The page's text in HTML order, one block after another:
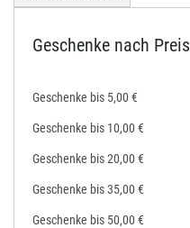
Geschenke nach Preis
Geschenke bis 5,00 €
Geschenke bis 10,00 €
Geschenke bis 20,00 €
Geschenke bis 35,00 €
Geschenke bis 50,00 €